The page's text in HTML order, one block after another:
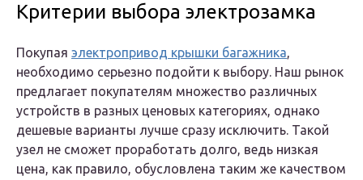
Критерии выбора электрозамка
Покупая электропривод крышки багажника,
необходимо серьезно подойти к выбору. Наш рынок
предлагает покупателям множество различных
устройств в разных ценовых категориях, однако
дешевые варианты лучше сразу исключить. Такой
узел не сможет проработать долго, ведь низкая
цена, как правило, обусловлена таким же качеством